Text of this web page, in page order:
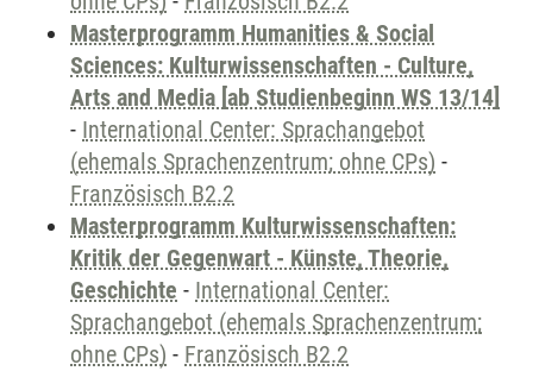
Masterprogramm Humanities & Social
Sciences: Kulturwissenschaften - Culture,
Arts and Media [ab Studienbeginn WS 13/14]
- International Center: Sprachangebot
(ehemals Sprachenzentrum; ohne CPs) -
Französisch B2.2
Masterprogramm Kulturwissenschaften:
Kritik der Gegenwart - Künste, Theorie,
Geschichte - International Center:
Sprachangebot (ehemals Sprachenzentrum;
ohne CPs) - Französisch B2.2